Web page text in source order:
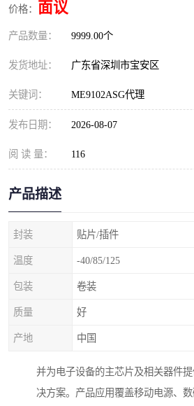
价格： 面议
产品数量： 9999.00个
发货地址： 广东省深圳市宝安区
关键词： ME9102ASG代理
发布日期： 2026-08-07
阅 读 量： 116
产品描述
封装 贴片/插件
温度 -40/85/125
包装 卷装
质量 好
产地 中国
并为电子设备的主芯片及相关器件
决方案。产品应用覆盖移动电源、